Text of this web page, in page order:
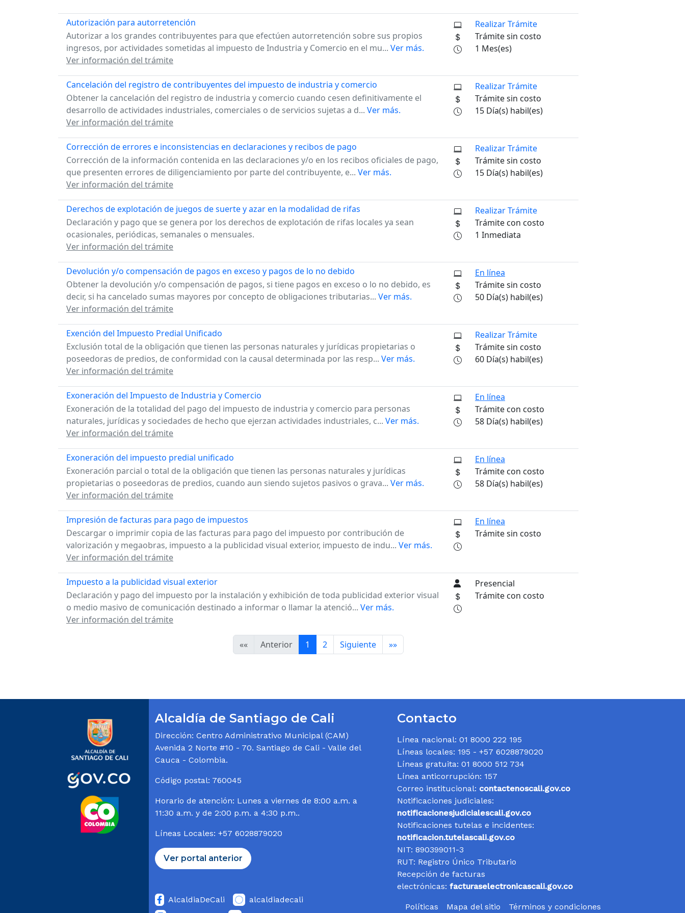
Autorización para autorretención
Autorizar a los grandes contribuyentes para que efectúen autorretención sobre sus propios
ingresos, por actividades sometidas al impuesto de Industria y Comercio en el mu... Ver más.
Ver información del trámite
Realizar Trámite
Trámite sin costo
1 Mes(es)
Cancelación del registro de contribuyentes del impuesto de industria y comercio
Obtener la cancelación del registro de industria y comercio cuando cesen definitivamente el
desarrollo de actividades industriales, comerciales o de servicios sujetas a d... Ver más.
Ver información del trámite
Realizar Trámite
Trámite sin costo
15 Día(s) habil(es)
Corrección de errores e inconsistencias en declaraciones y recibos de pago
Corrección de la información contenida en las declaraciones y/o en los recibos oficiales de pago,
que presenten errores de diligenciamiento por parte del contribuyente, e... Ver más.
Ver información del trámite
Realizar Trámite
Trámite sin costo
15 Día(s) habil(es)
Derechos de explotación de juegos de suerte y azar en la modalidad de rifas
Declaración y pago que se genera por los derechos de explotación de rifas locales ya sean
ocasionales, periódicas, semanales o mensuales.
Ver información del trámite
Realizar Trámite
Trámite con costo
1 Inmediata
Devolución y/o compensación de pagos en exceso y pagos de lo no debido
Obtener la devolución y/o compensación de pagos, si tiene pagos en exceso o lo no debido, es
decir, si ha cancelado sumas mayores por concepto de obligaciones tributarias... Ver más.
Ver información del trámite
En línea
Trámite sin costo
50 Día(s) habil(es)
Exención del Impuesto Predial Unificado
Exclusión total de la obligación que tienen las personas naturales y jurídicas propietarias o
poseedoras de predios, de conformidad con la causal determinada por las resp... Ver más.
Ver información del trámite
Realizar Trámite
Trámite sin costo
60 Día(s) habil(es)
Exoneración del Impuesto de Industria y Comercio
Exoneración de la totalidad del pago del impuesto de industria y comercio para personas
naturales, jurídicas y sociedades de hecho que ejerzan actividades industriales, c... Ver más.
Ver información del trámite
En línea
Trámite con costo
58 Día(s) habil(es)
Exoneración del impuesto predial unificado
Exoneración parcial o total de la obligación que tienen las personas naturales y jurídicas
propietarias o poseedoras de predios, cuando aun siendo sujetos pasivos o grava... Ver más.
Ver información del trámite
En línea
Trámite con costo
58 Día(s) habil(es)
Impresión de facturas para pago de impuestos
Descargar o imprimir copia de las facturas para pago del impuesto por contribución de
valorización y megaobras, impuesto a la publicidad visual exterior, impuesto de indu... Ver más.
Ver información del trámite
En línea
Trámite sin costo
Impuesto a la publicidad visual exterior
Declaración y pago del impuesto por la instalación y exhibición de toda publicidad exterior visual
o medio masivo de comunicación destinado a informar o llamar la atenció... Ver más.
Ver información del trámite
Presencial
Trámite con costo
«« Anterior 1 2 Siguiente »»
Alcaldía de Santiago de Cali
Dirección: Centro Administrativo Municipal (CAM)
Avenida 2 Norte #10 - 70. Santiago de Cali - Valle del
Cauca - Colombia.
Código postal: 760045
Horario de atención: Lunes a viernes de 8:00 a.m. a
11:30 a.m. y de 2:00 p.m. a 4:30 p.m..
Líneas Locales: +57 6028879020
ver portal anterior
AlcaldiaDeCali
alcaldiadecali
Contacto
Línea nacional: 01 8000 222 195
Líneas locales: 195 - +57 6028879020
Líneas gratuita: 01 8000 512 734
Línea anticorrupción: 157
Correo institucional: contactenoscali.gov.co
Notificaciones judiciales:
notificacionesjudicialescali.gov.co
Notificaciones tutelas e incidentes:
notificacion.tutelascali.gov.co
NIT: 890399011-3
RUT: Registro Único Tributario
Recepción de facturas
electrónicas: facturaselectronicascali.gov.co
Políticas Mapa del sitio Términos y condiciones